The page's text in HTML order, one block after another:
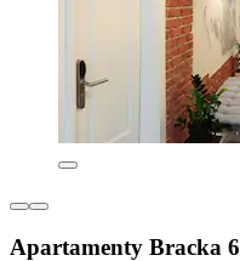
Apartamenty Bracka 6